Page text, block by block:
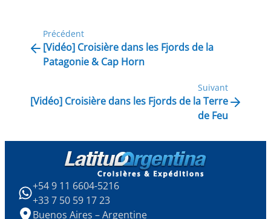
Précédent
[Vidéo] Croisière dans les Fjords de la
Patagonie & Cap Horn
Suivant
[Vidéo] Croisière dans les Fjords de la Terre
de Feu
+54 9 11 6604-5216
+33 7 50 59 17 23
Buenos Aires – Argentine